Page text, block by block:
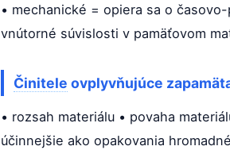
• mechanické = opiera sa o
vnútorné súvislosti v pamäťovom
Činitele ovplyvňujúce
• rozsah materiálu • povaha
účinnejšie ako opakovania hromadné